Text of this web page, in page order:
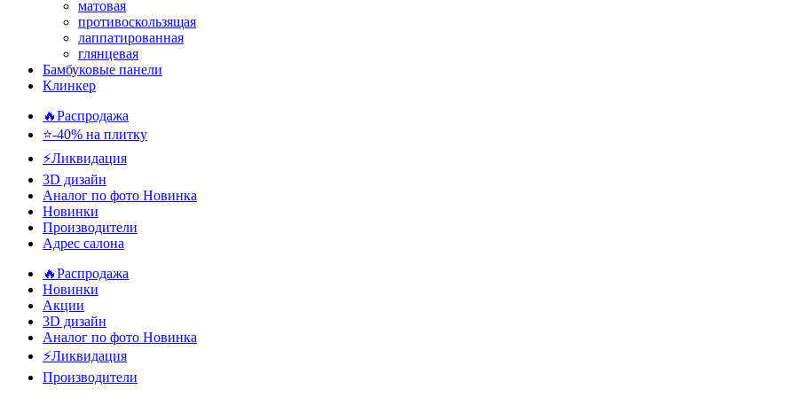
матовая
противоскользящая
лаппатированная
глянцевая
Бамбуковые панели
Клинкер
🔥Распродажа
⭐-40% на плитку
⚡️Ликвидация
3D дизайн
Аналог по фото Новинка
Новинки
Производители
Адрес салона
🔥Распродажа
Новинки
Акции
3D дизайн
Аналог по фото Новинка
⚡Ликвидация
Производители